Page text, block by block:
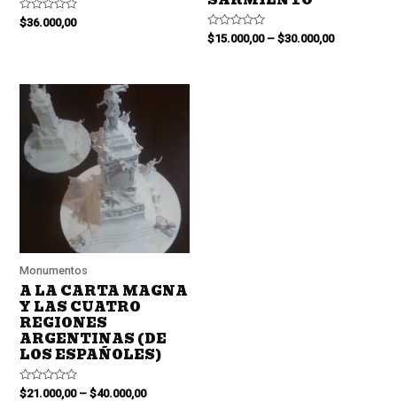
Valorado
en
$36.000,00
Valorado
en
$15.000,00– $30.000,00
Monumentos
A LA CARTA MAGNA
Y LAS CUATRO
REGIONES
ARGENTINAS (DE
LOS ESPAÑOLES)
Valorado
en
$21.000,00–$40.000,00